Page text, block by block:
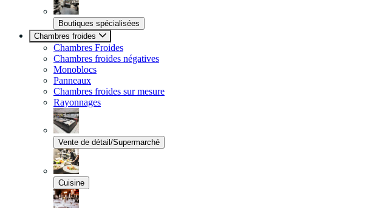
Boutiques spécialisées
Chambres froides
Chambres Froides
Chambres froides négatives
Monoblocs
Panneaux
Chambres froides sur mesure
Rayonnages
Vente de détail/Supermarché
Cuisine